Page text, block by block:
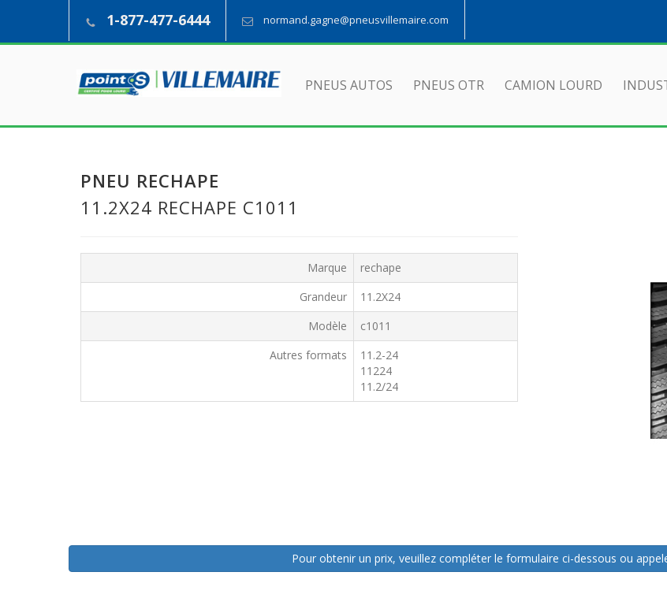
1-877-477-6444 normand.gagne@pneusvillemaire.com
PNEUS AUTOS PNEUS OTR CAMION LOURD
PNEU RECHAPE
11.2X24 RECHAPE C1011
Marque
rechape
Grandeur
11.2X24
Modèle
c1011
Autres formats
11.2-24
11224
11.2/24
Pour obtenir un prix, veuillez compléter le formulaire ci-dessous ou